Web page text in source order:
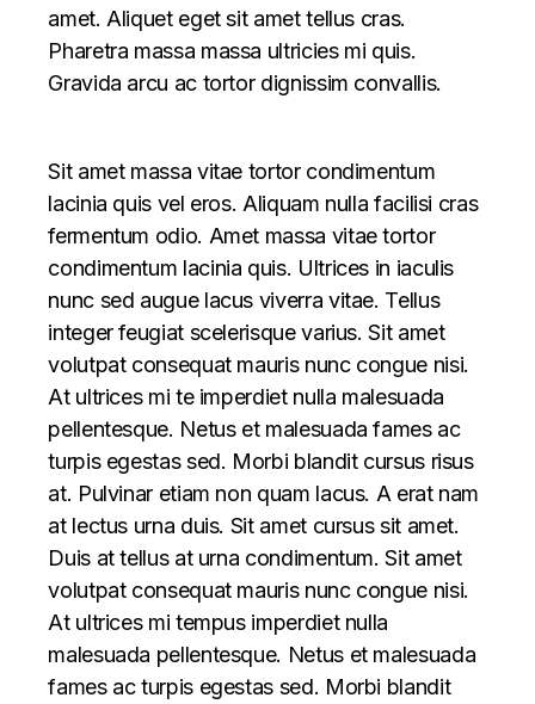
amet. Aliquet eget sit amet tellus cras.
Pharetra massa massa ultricies mi quis.
Gravida arcu ac tortor dignissim convallis.
Sit amet massa vitae tortor condimentum
lacinia quis vel eros. Aliquam nulla facilisi cras
fermentum odio. Amet massa vitae tortor
condimentum lacinia quis. Ultrices in iaculis
nunc sed augue lacus viverra vitae. Tellus
integer feugiat scelerisque varius. Sit amet
volutpat consequat mauris nunc congue nisi.
At ultrices mi te imperdiet nulla malesuada
pellentesque. Netus et malesuada fames ac
turpis egestas sed. Morbi blandit cursus risus
at. Pulvinar etiam non quam lacus. A erat nam
at lectus urna duis. Sit amet cursus sit amet.
Duis at tellus at urna condimentum. Sit amet
volutpat consequat mauris nunc congue nisi.
At ultrices mi tempus imperdiet nulla
malesuada pellentesque. Netus et malesuada
fames ac turpis egestas sed. Morbi blandit